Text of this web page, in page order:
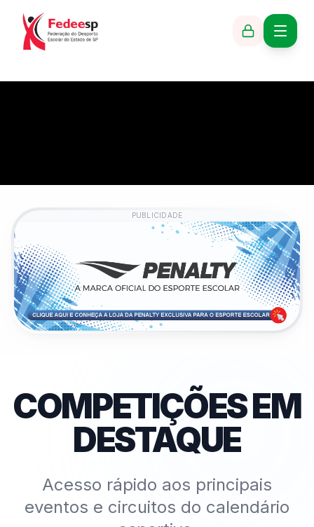
PUBLICIDADE
COMPETIÇÕES EM
DESTAQUE
Acesso rápido aos principais
eventos e circuitos do calendário